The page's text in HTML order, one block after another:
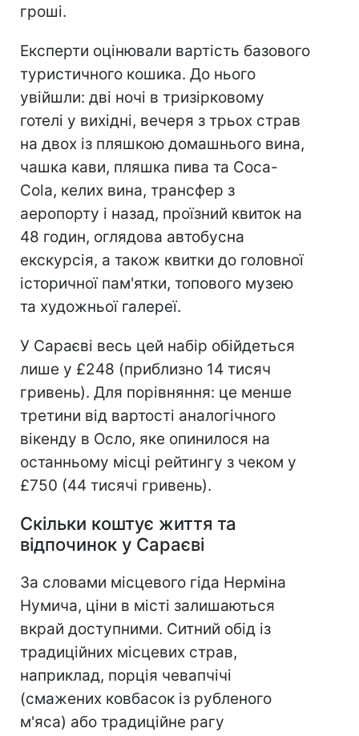
гроші.
Експерти оцінювали вартість базового
туристичного кошика. До нього
увійшли: дві ночі в тризірковому
готелі у вихідні, вечеря з трьох страв
на двох із пляшкою домашнього вина,
чашка кави, пляшка пива та Coca-
Cola, келих вина, трансфер з
аеропорту і назад, проїзний квиток на
48 годин, оглядова автобусна
екскурсія, а також квитки до головної
історичної пам'ятки, топового музею
та художньої галереї.
У Сараєві весь цей набір обійдеться
лише у £248 (приблизно 14 тисяч
гривень). Для порівняння: це менше
третини від вартості аналогічного
вікенду в Осло, яке опинилося на
останньому місці рейтингу з чеком у
£750 (44 тисячі гривень).
Скільки коштує життя та
відпочинок у Сараєві
За словами місцевого гіда Нерміна
Нумича, ціни в місті залишаються
вкрай доступними. Ситний обід із
традиційних місцевих страв,
наприклад, порція чевапчічі
(смажених ковбасок із рубленого
м'яса) або традиційне рагу